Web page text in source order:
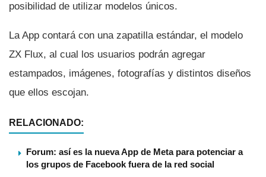
posibilidad de utilizar modelos únicos.
La App contará con una zapatilla estándar, el modelo
ZX Flux, al cual los usuarios podrán agregar
estampados, imágenes, fotografí­as y distintos diseños
que ellos escojan.
RELACIONADO:
Forum: así es la nueva App de Meta para potenciar a
los grupos de Facebook fuera de la red social